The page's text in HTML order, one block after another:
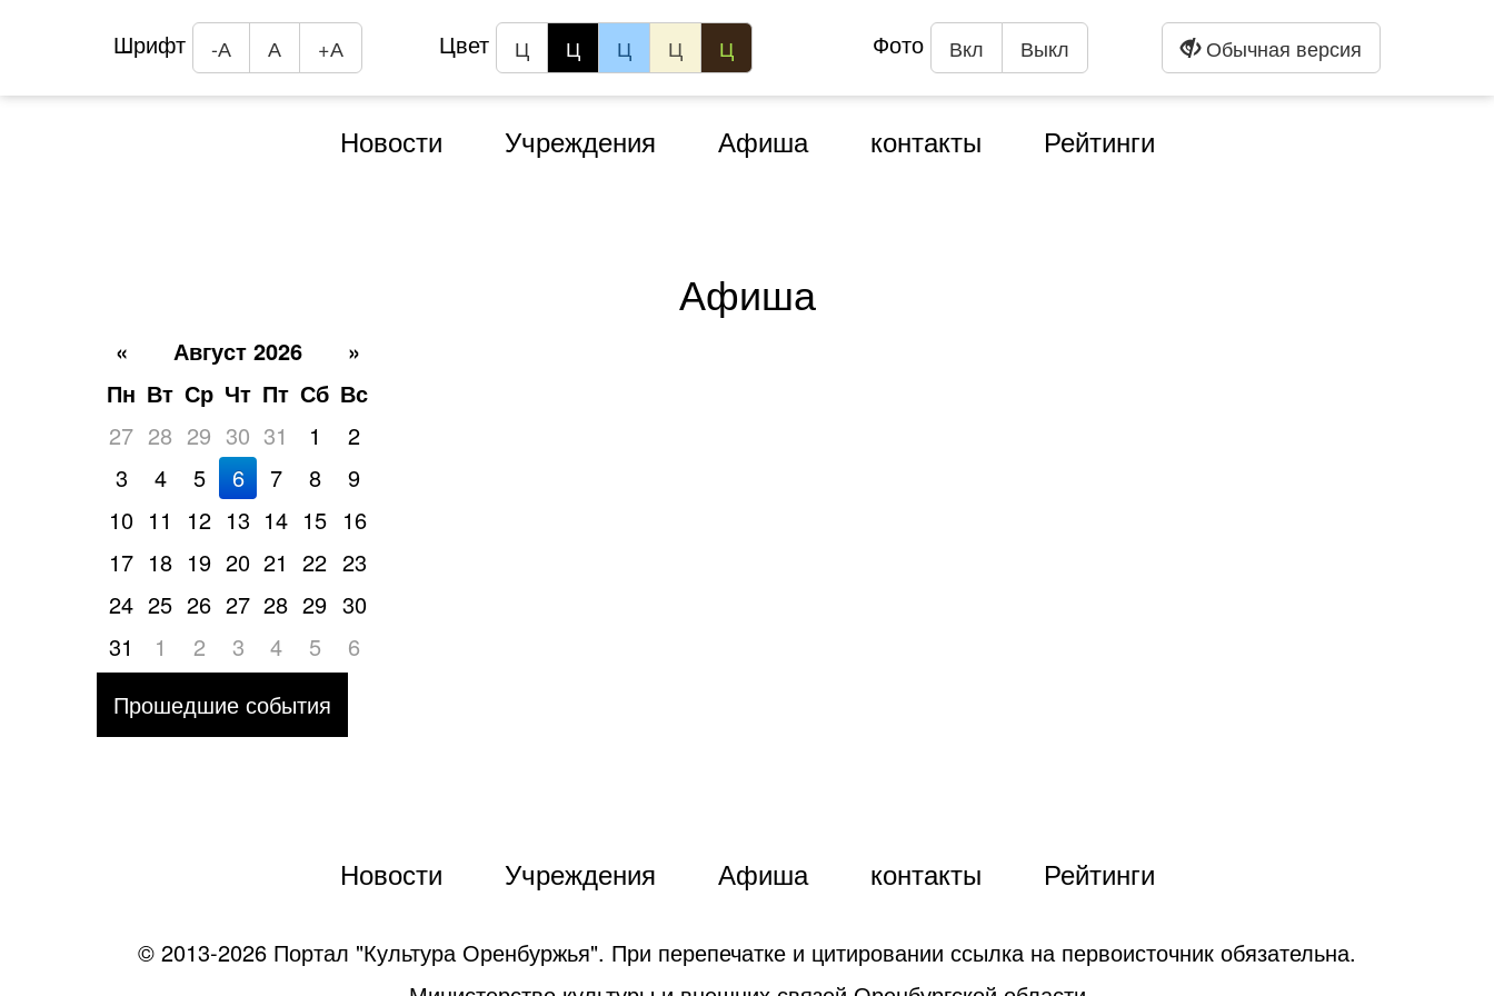
Шрифт -А А +А Цвет Ц Ц Ц Ц Ц Фото Вкл Выкл Обычная версия
Новости Учреждения Афиша контакты Рейтинги
Афиша
« Август 2026
»
Пн Вт Ср Чт Пт Сб Вс
27 28 29 30 31 1
2
3
4 5 6 7 8
9
10 11 12 13 14 15 16
17 18 19 20 21 22 23
24 25 26 27 28 29 30
31
1 2 3 4 5
6
Прошедшие события
Новости Учреждения Афиша контакты Рейтинги
© 2013-2026 Портал "Культура Оренбуржья". При перепечатке и цитировании ссылка на первоисточник обязательна.